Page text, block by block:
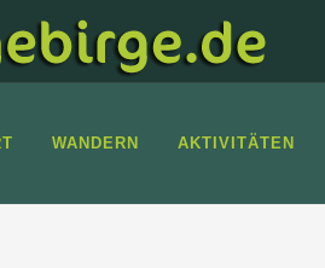
WANDERN AKTIVITÄTEN